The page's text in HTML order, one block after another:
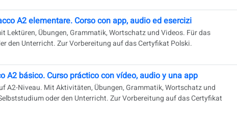
A2 elementare. Corso con app, audio ed esercizi
Lektüren, Übungen, Grammatik, Wortschatz und Videos. Für das
den Unterricht. Zur Vorbereitung auf das Certyfikat Polski.
A2 básico. Curso práctico con vídeo, audio y una app
A2-Niveau. Mit Aktivitäten, Übungen, Grammatik, Wortschatz und
oder den Unterricht. Zur Vorbereitung auf das Certyfikat